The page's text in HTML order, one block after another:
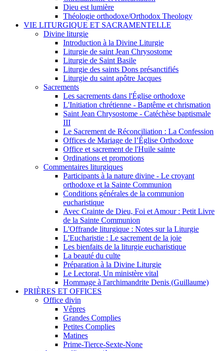
Dieu est lumière
Théologie orthodoxe/Orthodox Theology
VIE LITURGIQUE ET SACRAMENTELLE
Divine liturgie
Introduction à la Divine Liturgie
Liturgie de saint Jean Chrysostome
Liturgie de Saint Basile
Liturgie des saints Dons présanctifiés
Liturgie du saint apôtre Jacques
Sacrements
Les sacrements dans l'Église orthodoxe
L'Initiation chrétienne - Baptême et chrismation
Saint Jean Chrysostome - Catéchèse baptismale
III
Le Sacrement de Réconciliation : La Confession
Offices de Mariage de l’Église Orthodoxe
Office et sacrement de l'Huile sainte
Ordinations et promotions
Commentaires liturgiques
Participants à la nature divine - Le croyant
orthodoxe et la Sainte Communion
Conditions générales de la communion
eucharistique
Avec Crainte de Dieu, Foi et Amour : Petit Livre
de la Sainte Communion
L'Offrande liturgique : Notes sur la Liturgie
L'Eucharistie : Le sacrement de la joie
Les bienfaits de la liturgie eucharistique
La beauté du culte
Préparation à la Divine Liturgie
Le Lectorat, Un ministère vital
Hommage à l'archimandrite Denis (Guillaume)
PRIÈRES ET OFFICES
Office divin
Vêpres
Grandes Complies
Petites Complies
Matines
Prime-Tierce-Sexte-None